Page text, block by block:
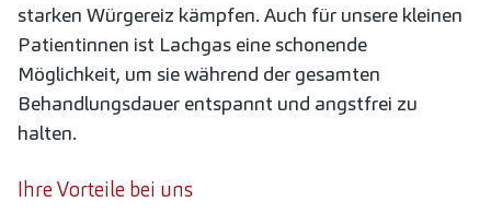
starken Würgereiz kämpfen. Auch für unsere kleinen
Patientinnen ist Lachgas eine schonende
Möglichkeit, um sie während der gesamten
Behandlungsdauer entspannt und angstfrei zu
halten.
Ihre Vorteile bei uns